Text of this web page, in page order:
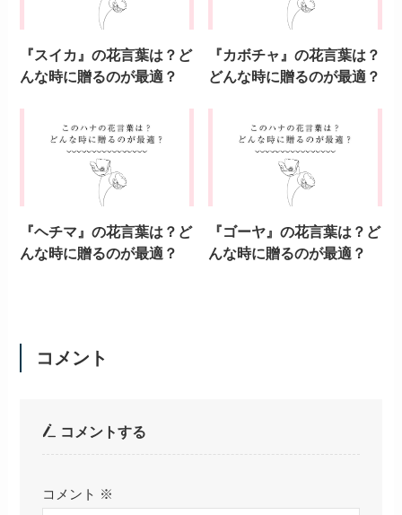
『スイカ』の花言葉は？ど
んな時に贈るのが最適？
『カボチャ』の花言葉は？
どんな時に贈るのが最適？
『ヘチマ』の花言葉は？ど
んな時に贈るのが最適？
『ゴーヤ』の花言葉は？ど
んな時に贈るのが最適？
コメント
コメントする
コメント ※